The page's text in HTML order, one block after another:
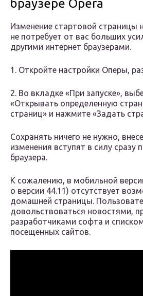
браузере Opera
Изменение стартовой страницы
не потребует от вас больших
другими интернет браузерами.
1. Откройте настройки Оперы,
2. Во вкладке «При запуске»,
«Открывать определенную
страниц» и нажмите «Задать
Сохранять ничего не нужно,
изменения вступят в силу сразу
браузера.
К сожалению, в мобильной
о версии 44.11) отсутствует
домашней страницы.
довольствоваться новостями,
разработчиками софта и
посещенных сайтов.